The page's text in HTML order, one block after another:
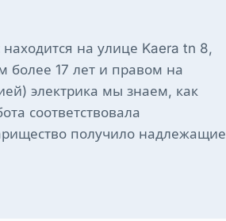
на улице Kaera tn 8,
более 17 лет и правом на
электрика мы знаем, как
соответствовала
получило надлежащие